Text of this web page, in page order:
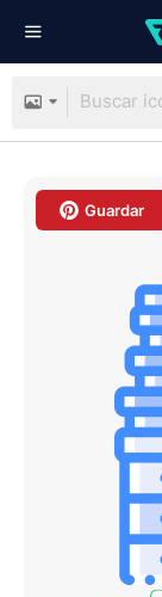
Guardar